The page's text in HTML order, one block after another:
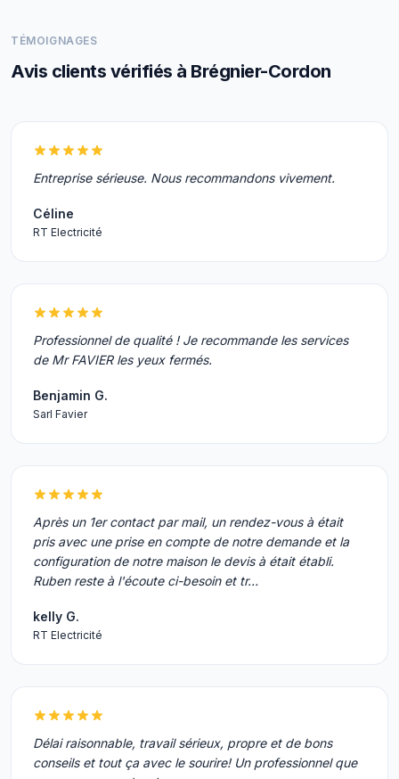
TÉMOIGNAGES
Avis clients vérifiés à Brégnier-Cordon
Entreprise sérieuse. Nous recommandons vivement.
Céline
RT Electricité
Professionnel de qualité ! Je recommande les services
de Mr FAVIER les yeux fermés.
Benjamin G.
Sarl Favier
Après un 1er contact par mail, un rendez-vous à était
pris avec une prise en compte de notre demande et la
configuration de notre maison le devis à était établi.
Ruben reste à l'écoute ci-besoin et tr…
kelly G.
RT Electricité
Délai raisonnable, travail sérieux, propre et de bons
conseils et tout ça avec le sourire! Un professionnel que